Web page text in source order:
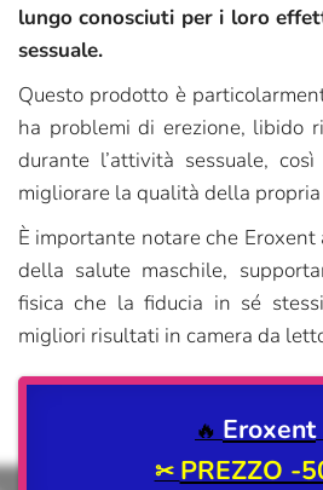
lungo conosciuti per i loro
sessuale.
Questo prodotto è
ha problemi di erezione, libido
durante l’attività sessuale,
migliorare la qualità della
È importante notare che
della salute maschile,
fisica che la fiducia in sé
migliori risultati in camera da
🔥 Eroxent
✂ PREZZO -